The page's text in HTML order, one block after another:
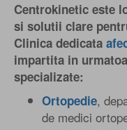
Centrokinetic este
si solutii clare
Clinica dedicata
impartita in
specializate:
Ortopedie,
de medici